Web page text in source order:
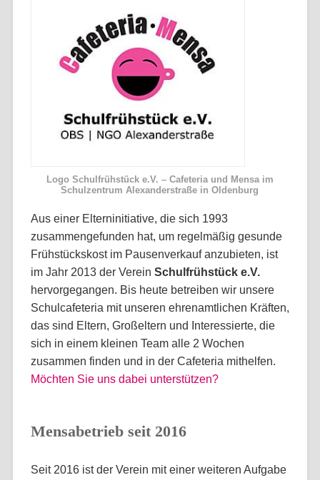
Logo Schulfrühstück e.V. – Cafeteria und Mensa im
Schulzentrum Alexanderstraße in Oldenburg
Aus einer Elterninitiative, die sich 1993
zusammengefunden hat, um regelmäßig gesunde
Frühstückskost im Pausenverkauf anzubieten, ist
im Jahr 2013 der Verein Schulfrühstück e.V.
hervorgegangen. Bis heute betreiben wir unsere
Schulcafeteria mit unseren ehrenamtlichen Kräften,
das sind Eltern, Großeltern und Interessierte, die
sich in einem kleinen Team alle 2 Wochen
zusammen finden und in der Cafeteria mithelfen.
Möchten Sie uns dabei unterstützen?
Mensabetrieb seit 2016
Seit 2016 ist der Verein mit einer weiteren Aufgabe